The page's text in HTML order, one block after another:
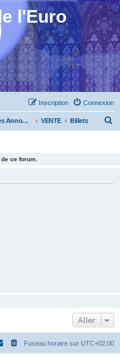
l'Euro
Connexion
Inscription
Petites Annonces VENTE Billets
ce forum.
Aller
Fuseau horaire sur UTC+02:00